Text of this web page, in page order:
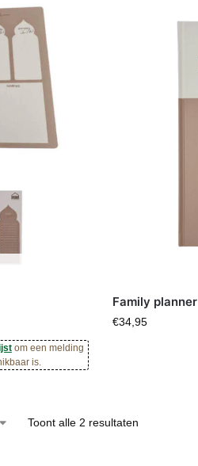
om een melding
is.
Family planner
€34,95
Toont alle 2 resultaten